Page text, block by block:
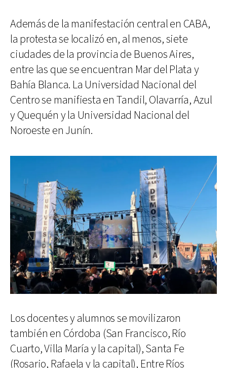
Además de la manifestación central en CABA,
la protesta se localizó en, al menos, siete
ciudades de la provincia de Buenos Aires,
entre las que se encuentran Mar del Plata y
Bahía Blanca. La Universidad Nacional del
Centro se manifiesta en Tandil, Olavarría, Azul
y Quequén y la Universidad Nacional del
Noroeste en Junín.
Los docentes y alumnos se movilizaron
también en Córdoba (San Francisco, Río
Cuarto, Villa María y la capital), Santa Fe
(Rosario, Rafaela y la capital), Entre Ríos